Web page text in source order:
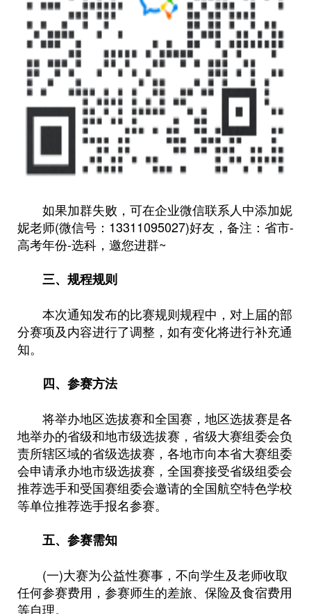
如果加群失败，可在企业微信联系人中添加妮
妮老师(微信号：13311095027)好友，备注：省市-
高考年份-选科，邀您进群~
三、规程规则
本次通知发布的比赛规则规程中，对上届的部
分赛项及内容进行了调整，如有变化将进行补充通
知。
四、参赛方法
将举办地区选拔赛和全国赛，地区选拔赛是各
地举办的省级和地市级选拔赛，省级大赛组委会负
责所辖区域的省级选拔赛，各地市向本省大赛组委
会申请承办地市级选拔赛，全国赛接受省级组委会
推荐选手和受国赛组委会邀请的全国航空特色学校
等单位推荐选手报名参赛。
五、参赛需知
(一)大赛为公益性赛事，不向学生及老师收取
任何参赛费用，参赛师生的差旅、保险及食宿费用
等自理。